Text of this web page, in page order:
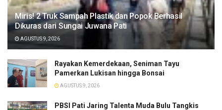
​Miris! 2 Truk Sampah Plastik dan Popok Berhasil
Dikuras dari Sungai Juwana Pati
AGUSTUS 9, 2026
Rayakan Kemerdekaan, Seniman Tayu
Pamerkan Lukisan hingga Bonsai
AGUSTUS 9, 2026
PBSI Pati Jaring Talenta Muda Bulu Tangkis